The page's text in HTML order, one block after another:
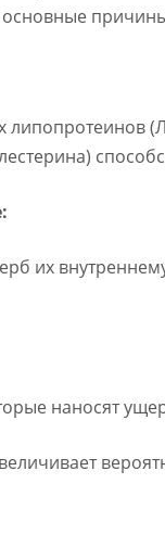
их
наносят